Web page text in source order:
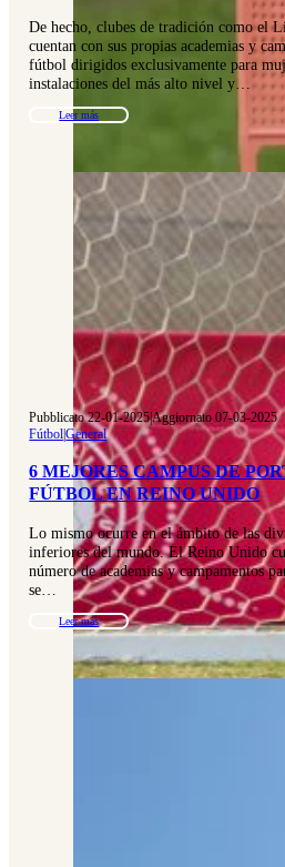
De hecho, clubes de tradición como el
cuentan con sus propias academias y
fútbol dirigidos exclusivamente para
instalaciones del más alto nivel y…
Leer más
Pubblicato 22-01-2025|Aggiornato 07-03-2025
Fútbol|General
6 MEJORES CAMPUS DE
FÚTBOL EN REINO UNIDO
Lo mismo ocurre en el ámbito de las
inferiores del mundo. El Reino Unido
número de academias y campamentos
se…
Leer más